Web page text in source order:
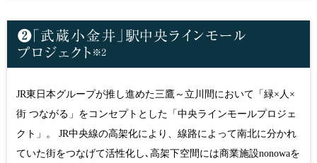
JR東日本グループが推し進めた三鷹～立川間において「緑×人×
街 つながる」をコンセプトとした「中央ラインモールプロジェ
クト」。 JR中央線の高架化により、線路によって南北に分かれ
ていた街をつなげて活性化し､高架下空間には商業施設nonowaを